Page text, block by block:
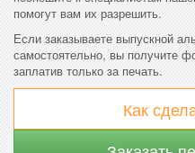
помогут вам их разрешить.
Если заказываете выпускной
самостоятельно, вы получите
заплатив только за печать.
Как